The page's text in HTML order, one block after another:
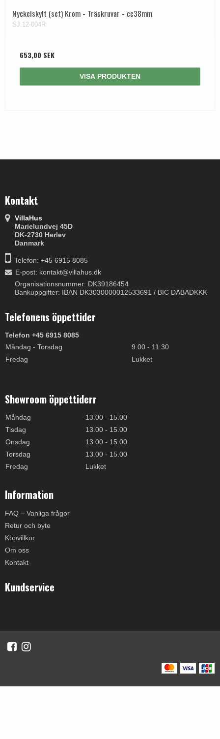
Nyckelskylt (set) Krom - Träskruvar - cc38mm
SJ.12-004R
653,00 SEK
VISA PRODUKTEN
Kontakt
VillaHus
Marielundvej 45D
DK-2730 Herlev
Danmark
Telefon: +45 6915 8085
E-post: kontakt@villahus.dk
Organisationsnummer: DK39186454
Bankuppgifter: IBAN DK3030000012533691 / BIC DABADKKK
Telefonens öppettider
Telefon +45 6915 8085
Måndag - Torsdag
9.00 - 11.30
Fredag
Lukket
Showroom öppettiderr
Måndag
13.00 - 15.00
Tisdag
13.00 - 15.00
Onsdag
13.00 - 15.00
Torsdag
13.00 - 15.00
Fredag
Lukket
Information
FAQ – Vanliga frågor
Retur och byte
Köpvillkor
Om oss
Kontakt
Kundservice